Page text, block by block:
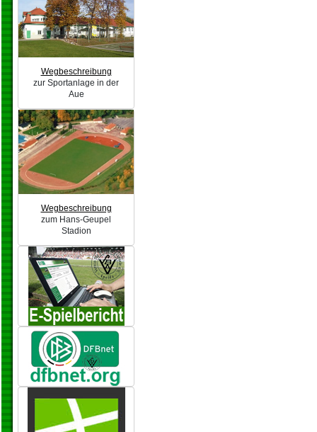
Wegbeschreibung
zur Sportanlage in der
Aue
Wegbeschreibung
zum Hans-Geupel
Stadion